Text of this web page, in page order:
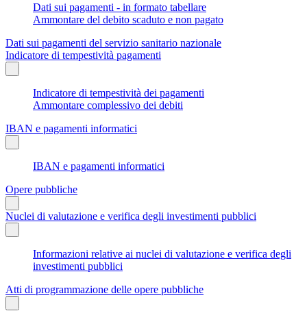
Dati sui pagamenti - in formato tabellare
Ammontare del debito scaduto e non pagato
Dati sui pagamenti del servizio sanitario nazionale
Indicatore di tempestività pagamenti
Indicatore di tempestività dei pagamenti
Ammontare complessivo dei debiti
IBAN e pagamenti informatici
IBAN e pagamenti informatici
Opere pubbliche
Nuclei di valutazione e verifica degli investimenti pubblici
Informazioni relative ai nuclei di valutazione e verifica degli
investimenti pubblici
Atti di programmazione delle opere pubbliche